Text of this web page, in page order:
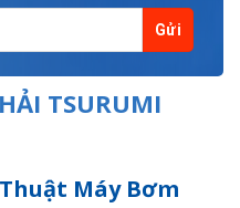
TSURUMI
Máy Bơm